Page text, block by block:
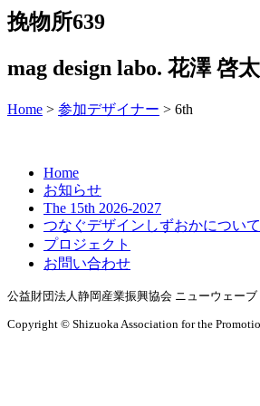
挽物所639
mag design labo. 花澤 啓太
Home > 参加デザイナー > 6th
Home
お知らせ
The 15th 2026-2027
つなぐデザインしずおかについて
プロジェクト
お問い合わせ
公益財団法人静岡産業振興協会 ニューウェー
Copyright © Shizuoka Association for the